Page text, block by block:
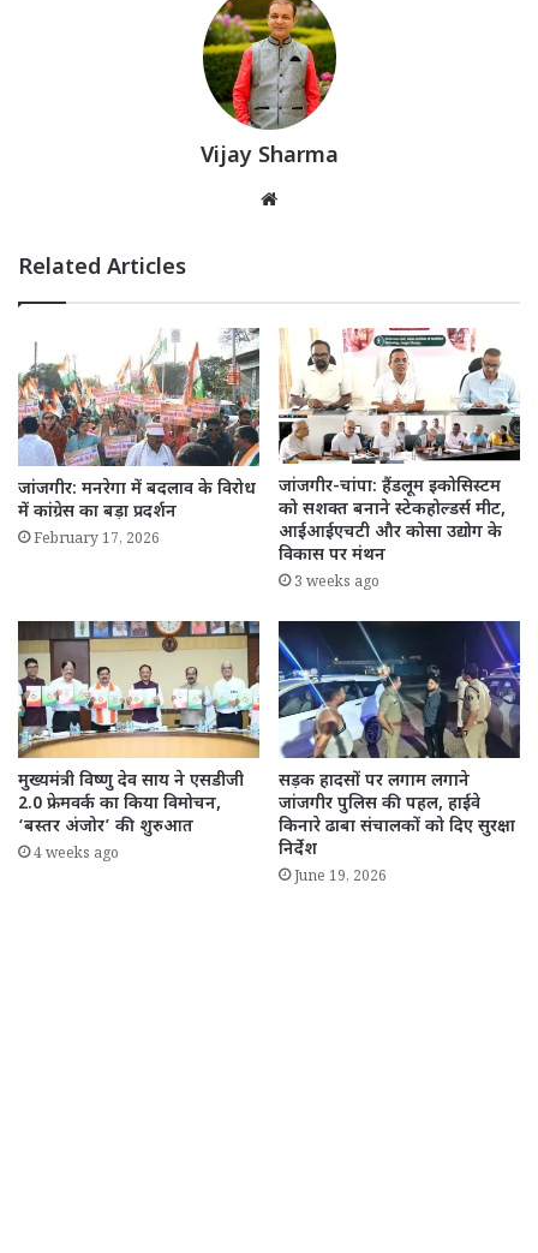
Vijay Sharma
Related Articles
जांजगीर: मनरेगा में बदलाव के विरोध
में कांग्रेस का बड़ा प्रदर्शन
February 17, 2026
जांजगीर-चांपा: हैंडलूम इकोसिस्टम
को सशक्त बनाने स्टेकहोल्डर्स मीट,
आईआईएचटी और कोसा उद्योग के
विकास पर मंथन
3 weeks ago
मुख्यमंत्री विष्णु देव साय ने एसडीजी
2.0 फ्रेमवर्क का किया विमोचन,
‘बस्तर अंजोर’ की शुरुआत
4 weeks ago
सड़क हादसों पर लगाम लगाने
जांजगीर पुलिस की पहल, हाईवे
किनारे ढाबा संचालकों को दिए सुरक्षा
निर्देश
June 19, 2026